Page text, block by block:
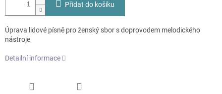
Přidat do košíku
Úprava lidové písně pro ženský sbor s doprovodem melodického
nástroje
Detailní informace